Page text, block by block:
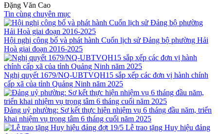
Đặng Văn Cao
Tin cùng chuyên mục
Hội nghị công bố và phát hành Cuốn lịch sử Đảng bộ phường Hải
Hoà giai đoạn 2016-2025
Nghị quyết 1679/NQ-UBTVQH15 sắp xếp các đơn vị hành chính
cấp xã của tỉnh Quảng Ninh năm 2025
Đảng uỷ phường: Sơ kết thực hiện nhiệm vụ 6 tháng đầu năm, triển
khai nhiệm vụ trọng tâm 6 tháng cuối năm 2025
Lễ trao tặng Huy hiệu đảng